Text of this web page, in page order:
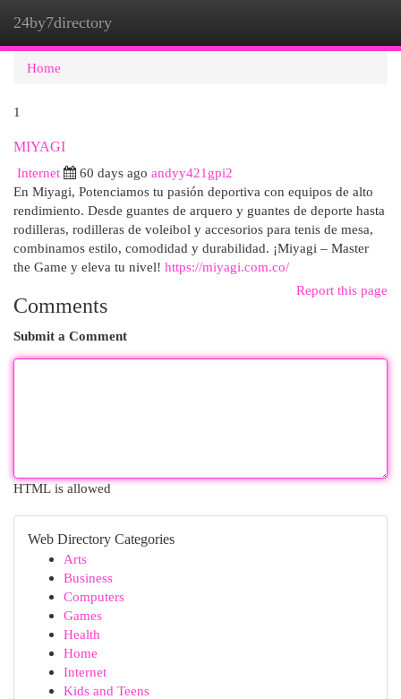
24by7directory
Home
1
MIYAGI
Internet
60 days ago andyy421gpi2
En Miyagi, Potenciamos tu pasión deportiva con equipos de alto
rendimiento. Desde guantes de arquero y guantes de deporte hasta
rodilleras, rodilleras de voleibol y accesorios para tenis de mesa,
combinamos estilo, comodidad y durabilidad. ¡Miyagi – Master
the Game y eleva tu nivel! https://miyagi.com.co/
Report this page
Comments
Submit a Comment
HTML is allowed
Web Directory Categories
Arts
Business
Computers
Games
Health
Home
Internet
Kids and Teens